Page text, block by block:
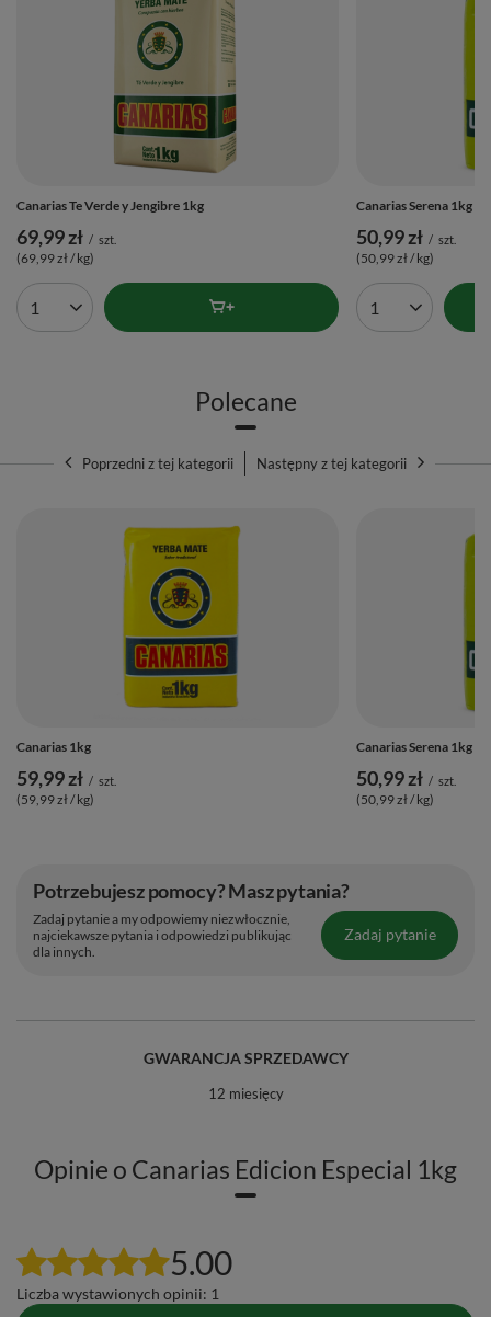
Canarias Te Verde y Jengibre 1kg
69,99 zł / szt.
(69,99 zł / kg)
Ilość produktów
Canarias Serena 1kg
50,99 zł / szt.
(50,99 zł / kg)
Ilość produktów
Polecane
Poprzedni z tej kategorii Następny z tej kategorii
Canarias 1kg
59,99 zł / szt.
(59,99 zł / kg)
Canarias Serena 1kg
50,99 zł / szt.
(50,99 zł / kg)
Potrzebujesz pomocy? Masz pytania?
Zadaj pytanie a my odpowiemy niezwłocznie,
najciekawsze pytania i odpowiedzi publikując
dla innych.
Zadaj pytanie
GWARANCJA SPRZEDAWCY
12 miesięcy
Opinie o Canarias Edicion Especial 1kg
5.00
Liczba wystawionych opinii: 1